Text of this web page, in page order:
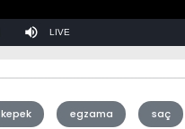
Mute Stream
kepek egzama saç